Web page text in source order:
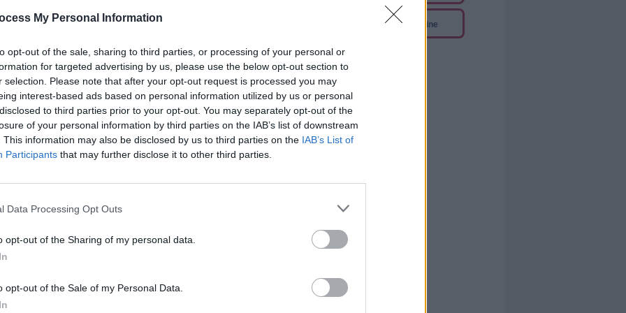
My Personal Information
opt-out of the sale, sharing to third parties, or processing of your personal or
for targeted advertising by us, please use the below opt-out section to
selection. Please note that after your opt-out request is processed you may
interest-based ads based on personal information utilized by us or personal
to third parties prior to your opt-out. You may separately opt-out of the
of your personal information by third parties on the IAB’s list of downstream
This information may also be disclosed by us to third parties on the IAB’s List of
Participants that may further disclose it to other third parties.
Data Processing Opt Outs
opt-out of the Sharing of my personal data.
opt-out of the Sale of my Personal Data.
Hannesschläger, l.), Sven Hansen (Igor Jeftic, r.), Michi Mohr (Max Müller,
Staehly, 3.v.l.) und Miriam Stockl (Marisa Burger, 2.v.r.).Honorarfrei - nur
bei Nennung ZDF und Christian A. Rieger
fällt der Gebirgsschütze Gerhard Zeisberger tot um. Sekretärin Stockl,
Zaglmann zufällig anwesend ist, verständigt die Kommissare Christian
Rosenheim-Cops einen ersten Tatverdächtigen ausgemacht, aber erst
zu finden.
weitere Sendetermine